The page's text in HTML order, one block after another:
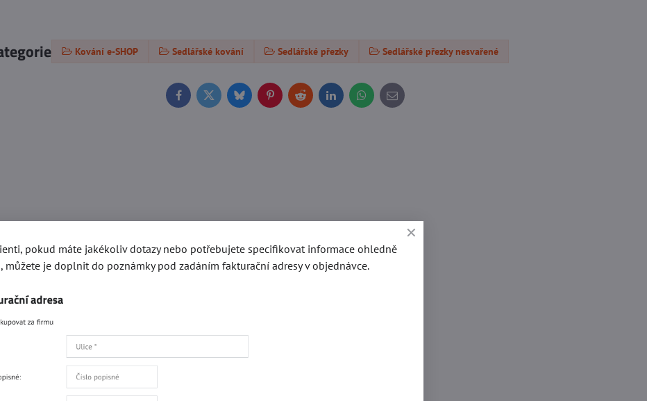
Kování e-SHOP Sedlářské kování Sedlářské přezky Sedlářské přezky nesvařené
FacebookTwitterBlueskyPinterestRedditLinkedInWhatsApp
E-
mail
pokud máte jakékoliv dotazy nebo potřebujete specifikovat informace ohledně
můžete je doplnit do poznámky pod zadáním fakturační adresy v objednávce.